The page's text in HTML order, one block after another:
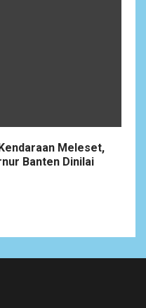
Meleset,
Banten Dinilai